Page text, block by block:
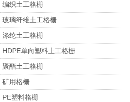
编织土工格栅
玻璃纤维土工格栅
涤纶土工格栅
HDPE单向塑料土工格栅
聚酯土工格栅
矿用格栅
PE塑料格栅